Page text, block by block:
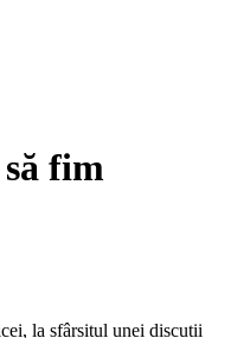
fim
la sfârșitul unei discuții